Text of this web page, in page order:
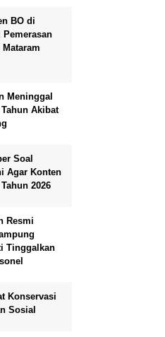
BO di
Pemerasan
Meninggal
Akibat
Soal
Agar Konten
2026
Resmi
Tinggalkan
Konservasi
Sosial